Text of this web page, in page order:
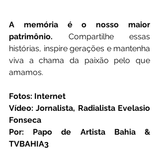
A memória é o nosso maior
patrimônio. Compartilhe essas
histórias, inspire gerações e mantenha
viva a chama da paixão pelo que
amamos.
Fotos: Internet
Vídeo: Jornalista, Radialista Evelasio
Fonseca
Por: Papo de Artista Bahia &
TVBAHIA3